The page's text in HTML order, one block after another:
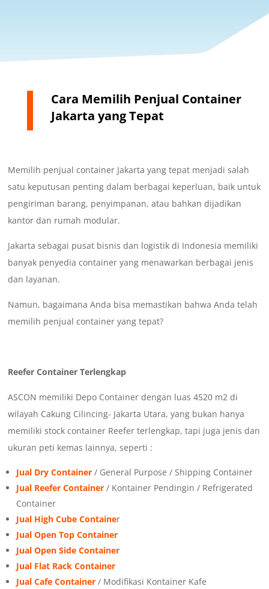
Cara Memilih Penjual Container
Jakarta yang Tepat
Memilih penjual container Jakarta yang tepat menjadi salah
satu keputusan penting dalam berbagai keperluan, baik untuk
pengiriman barang, penyimpanan, atau bahkan dijadikan
kantor dan rumah modular.
Jakarta sebagai pusat bisnis dan logistik di Indonesia memiliki
banyak penyedia container yang menawarkan berbagai jenis
dan layanan.
Namun, bagaimana Anda bisa memastikan bahwa Anda telah
memilih penjual container yang tepat?
Reefer Container Terlengkap
ASCON memiliki Depo Container dengan luas 4520 m2 di
wilayah Cakung Cilincing- Jakarta Utara, yang bukan hanya
memiliki stock container Reefer terlengkap, tapi juga jenis dan
ukuran peti kemas lainnya, seperti :
Jual Dry Container / General Purpose / Shipping Container
Jual Reefer Container / Kontainer Pendingin / Refrigerated
Container
Jual High Cube Container
Jual Open Top Container
Jual Open Side Container
Jual Flat Rack Container
Jual Cafe Container / Modifikasi Kontainer Kafe